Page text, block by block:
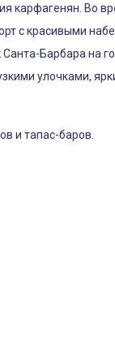
карфагенян. Во
с красивыми
Барбара на
улочками,
и тапас-баров.